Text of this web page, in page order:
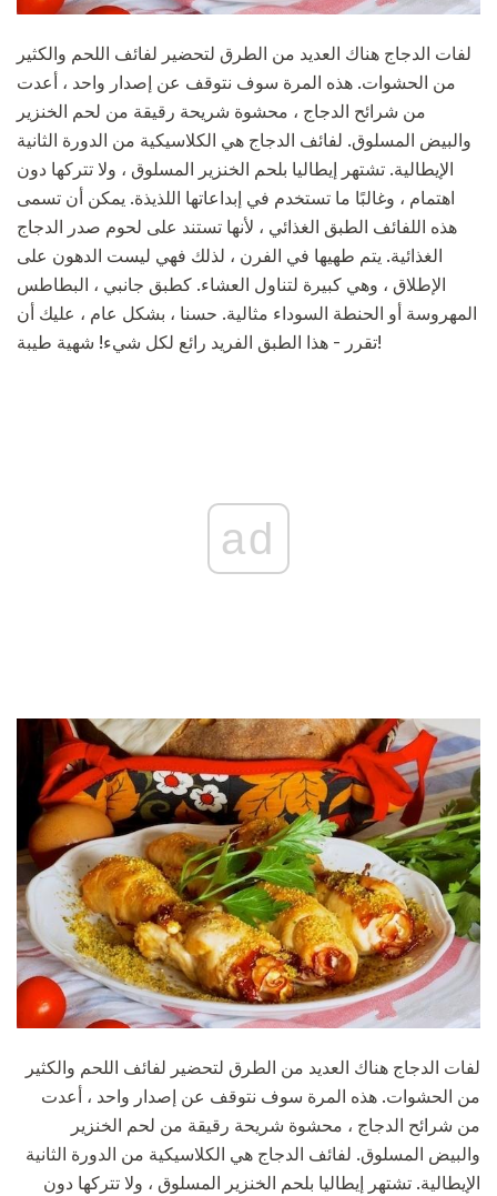
لفات الدجاج هناك العديد من الطرق لتحضير لفائف اللحم والكثير
من الحشوات. هذه المرة سوف نتوقف عن إصدار واحد ، أعدت
من شرائح الدجاج ، محشوة شريحة رقيقة من لحم الخنزير
والبيض المسلوق. لفائف الدجاج هي الكلاسيكية من الدورة الثانية
الإيطالية. تشتهر إيطاليا بلحم الخنزير المسلوق ، ولا تتركها دون
اهتمام ، وغالبًا ما تستخدم في إبداعاتها اللذيذة. يمكن أن تسمى
هذه اللفائف الطبق الغذائي ، لأنها تستند على لحوم صدر الدجاج
الغذائية. يتم طهيها في الفرن ، لذلك فهي ليست الدهون على
الإطلاق ، وهي كبيرة لتناول العشاء. كطبق جانبي ، البطاطس
المهروسة أو الحنطة السوداء مثالية. حسنا ، بشكل عام ، عليك أن
تقرر - هذا الطبق الفريد رائع لكل شيء! شهية طيبة!
ad
لفات الدجاج هناك العديد من الطرق لتحضير لفائف اللحم والكثير
من الحشوات. هذه المرة سوف نتوقف عن إصدار واحد ، أعدت
من شرائح الدجاج ، محشوة شريحة رقيقة من لحم الخنزير
والبيض المسلوق. لفائف الدجاج هي الكلاسيكية من الدورة الثانية
الإيطالية. تشتهر إيطاليا بلحم الخنزير المسلوق ، ولا تتركها دون